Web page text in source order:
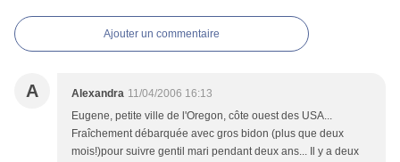
Ajouter un commentaire
A Alexandra 11/04/2006 16:13
Eugene, petite ville de l'Oregon, côte ouest des USA...
Fraîchement débarquée avec gros bidon (plus que deux
mois!)pour suivre gentil mari pendant deux ans... Il y a deux